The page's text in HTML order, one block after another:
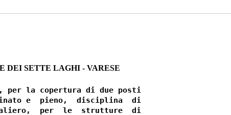
DEI SETTE LAGHI - VARESE
per la copertura di due posti
e  pieno,  disciplina  di
per  le  strutture  di